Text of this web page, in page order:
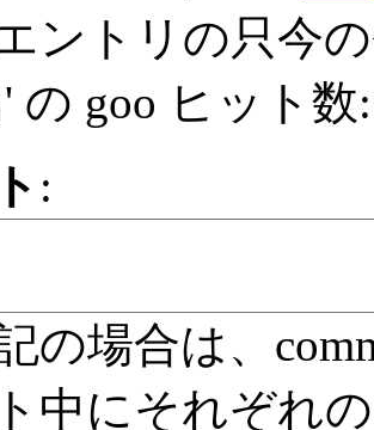
ントリの只今
の goo ヒット
:
の場合は、
中にそれぞれ